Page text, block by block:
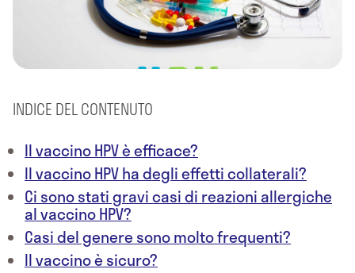
INDICE DEL CONTENUTO
Il vaccino HPV è efficace?
Il vaccino HPV ha degli effetti collaterali?
Ci sono stati gravi casi di reazioni allergiche
al vaccino HPV?
Casi del genere sono molto frequenti?
Il vaccino è sicuro?